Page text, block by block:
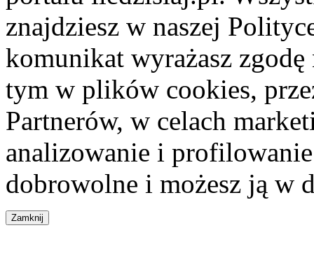
znajdziesz w naszej
komunikat wyrażasz
tym w plików cookies,
Partnerów, w celach
analizowanie i
dobrowolne i możesz ją w